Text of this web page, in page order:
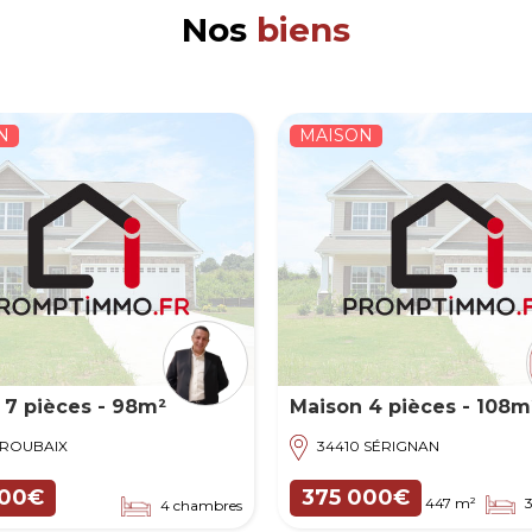
Nos biens
7 pièces - 98m²
4 chambres
MAISON
Maison 4 pièces -
34410 SÉRIGNAN
375 000€ 447 m²